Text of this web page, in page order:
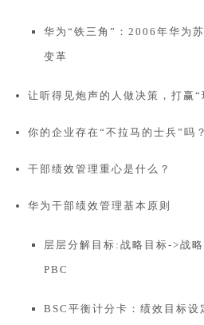
华为“铁三角”：2006年华为
变革
让听得见炮声的人做决策，打赢“
你的企业存在“不拉马的士兵”吗？
干部绩效管理重心是什么？
华为干部绩效管理基本原则
层层分解目标:战略目标->战
PBC
BSC平衡计分卡：绩效目标设